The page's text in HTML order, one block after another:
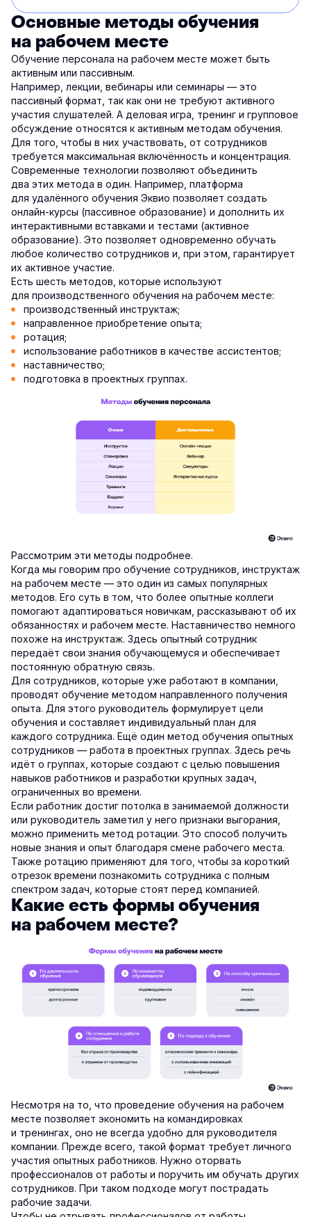
Основные методы обучения
на рабочем месте
Обучение персонала на рабочем месте может быть
активным или пассивным.
Например, лекции, вебинары или семинары — это
пассивный формат, так как они не требуют активного
участия слушателей. А деловая игра, тренинг и групповое
обсуждение относятся к активным методам обучения.
Для того, чтобы в них участвовать, от сотрудников
требуется максимальная включённость и концентрация.
Современные технологии позволяют объединить
два этих метода в один. Например, платформа
для удалённого обучения Эквио позволяет создать
онлайн-курсы (пассивное образование) и дополнить их
интерактивными вставками и тестами (активное
образование). Это позволяет одновременно обучать
любое количество сотрудников и, при этом, гарантирует
их активное участие.
Есть шесть методов, которые используют
для производственного обучения на рабочем месте:
производственный инструктаж;
направленное приобретение опыта;
ротация;
использование работников в качестве ассистентов;
наставничество;
подготовка в проектных группах.
Рассмотрим эти методы подробнее.
Когда мы говорим про обучение сотрудников, инструктаж
на рабочем месте — это один из самых популярных
методов. Его суть в том, что более опытные коллеги
помогают адаптироваться новичкам, рассказывают об их
обязанностях и рабочем месте. Наставничество немного
похоже на инструктаж. Здесь опытный сотрудник
передаёт свои знания обучающемуся и обеспечивает
постоянную обратную связь.
Для сотрудников, которые уже работают в компании,
проводят обучение методом направленного получения
опыта. Для этого руководитель формулирует цели
обучения и составляет индивидуальный план для
каждого сотрудника. Ещё один метод обучения опытных
сотрудников — работа в проектных группах. Здесь речь
идёт о группах, которые создают с целью повышения
навыков работников и разработки крупных задач,
ограниченных во времени.
Если работник достиг потолка в занимаемой должности
или руководитель заметил у него признаки выгорания,
можно применить метод ротации. Это способ получить
новые знания и опыт благодаря смене рабочего места.
Также ротацию применяют для того, чтобы за короткий
отрезок времени познакомить сотрудника с полным
спектром задач, которые стоят перед компанией.
Какие есть формы обучения
на рабочем месте?
Несмотря на то, что проведение обучения на рабочем
месте позволяет экономить на командировках
и тренингах, оно не всегда удобно для руководителя
компании. Прежде всего, такой формат требует личного
участия опытных работников. Нужно оторвать
профессионалов от работы и поручить им обучать других
сотрудников. При таком подходе могут пострадать
рабочие задачи.